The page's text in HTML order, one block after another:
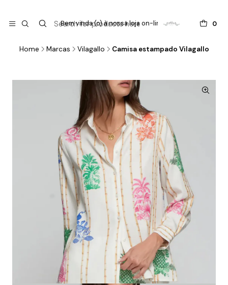
0
Bem vinda (o) à nossa loja on-line !
Home Marcas Vilagallo Camisa estampado Vilagallo